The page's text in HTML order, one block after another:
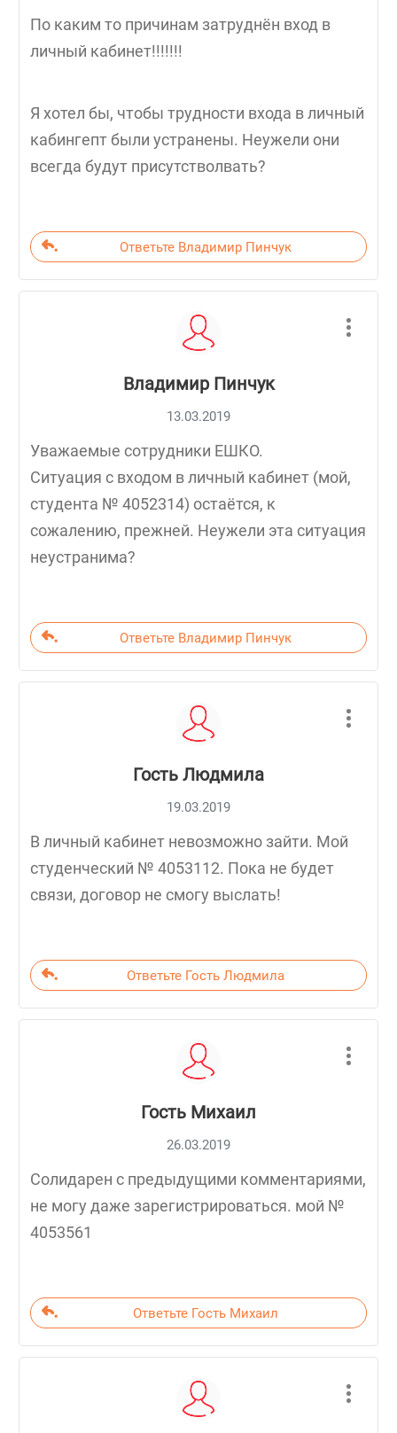
По каким то причинам затруднён вход в
личный кабинет!!!!!!!
Я хотел бы, чтобы трудности входа в личный
кабингепт были устранены. Неужели они
всегда будут присутстволвать?
Ответьте Владимир Пинчук
Владимир Пинчук
13.03.2019
Уважаемые сотрудники ЕШКО.
Ситуация с входом в личный кабинет (мой,
студента № 4052314) остаётся, к
сожалению, прежней. Неужели эта ситуация
неустранима?
Ответьте Владимир Пинчук
Гость Людмила
19.03.2019
В личный кабинет невозможно зайти. Мой
студенческий № 4053112. Пока не будет
связи, договор не смогу выслать!
Ответьте Гость Людмила
Гость Михаил
26.03.2019
Солидарен с предыдущими комментариями,
не могу даже зарегистрироваться. мой №
4053561
Ответьте Гость Михаил